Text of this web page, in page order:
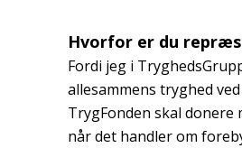
Hvorfor er du
Fordi jeg i
allesammens tryghed
TrygFonden skal donere
når det handler om